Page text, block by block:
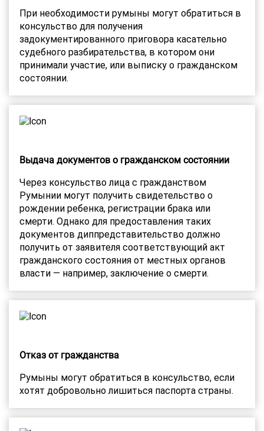
При необходимости румыны могут обратиться в
консульство для получения
задокументированного приговора касательно
судебного разбирательства, в котором они
принимали участие, или выписку о гражданском
состоянии.
Выдача документов о гражданском состоянии
Через консульство лица с гражданством
Румынии могут получить свидетельство о
рождении ребенка, регистрации брака или
смерти. Однако для предоставления таких
документов диппредставительство должно
получить от заявителя соответствующий акт
гражданского состояния от местных органов
власти — например, заключение о смерти.
Отказ от гражданства
Румыны могут обратиться в консульство, если
хотят добровольно лишиться паспорта страны.